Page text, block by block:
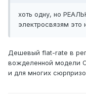
хоть одну, но
электросвязям это
Дешевый flat-rate в
вожделенной модели
и для многих